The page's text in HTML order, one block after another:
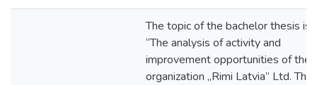
The topic of the bachelor thesis is
“The analysis of activity and
improvement opportunities of the
organization „Rimi Latvia” Ltd. The